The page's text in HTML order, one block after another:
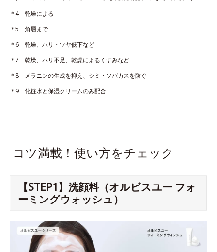
＊4 乾燥による
＊5 角層まで
＊6 乾燥、ハリ・ツヤ低下など
＊7 乾燥、ハリ不足、乾燥によるくすみなど
＊8 メラニンの生成を抑え、シミ・ソバカスを防ぐ
＊9 化粧水と保湿クリームのみ配合
コツ満載！使い方をチェック
【STEP1】洗顔料（オルビスユー フォ
ーミングウォッシュ）